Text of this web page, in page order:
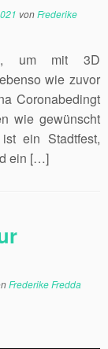
vonFrederike
um mit 3D
wie zuvor
Coronabedingt
wie gewünscht
ein Stadtfest,
ein […]
Frederike Fredda